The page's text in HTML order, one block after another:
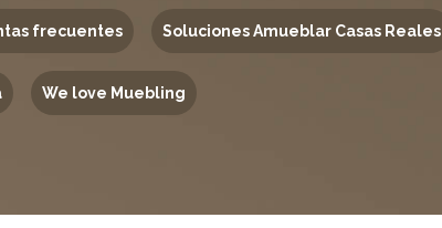
frecuentes Soluciones Amueblar Casas Reales
We love Muebling